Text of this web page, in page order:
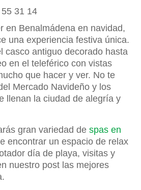
31 14
en Benalmádena en navidad,
una experiencia festiva única.
casco antiguo decorado hasta
en el teleférico con vistas
que hacer y ver. No te
Mercado Navideño y los
llenan la ciudad de alegría y
gran variedad de spas en
encontrar un espacio de relax
día de playa, visitas y
nuestro post las mejores